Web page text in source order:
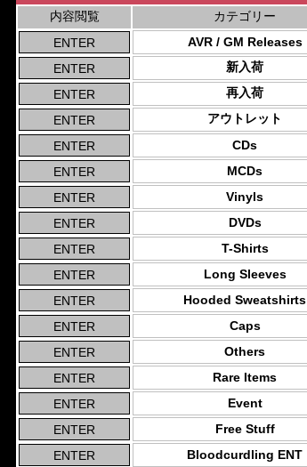
内容閲覧 カテゴリー
AVR / GM Releases
新入荷
再入荷
アウトレット
CDs
MCDs
Vinyls
DVDs
T-Shirts
Long Sleeves
Hooded Sweatshirts
Caps
Others
Rare Items
Event
Free Stuff
Bloodcurdling ENT